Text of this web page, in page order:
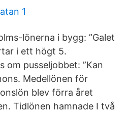
1
lönerna i bygg: ”Galet
i ett högt 5.
om pusseljobbet: ”Kan
Medellönen för
blev förra året
Tidlönen hamnade I två